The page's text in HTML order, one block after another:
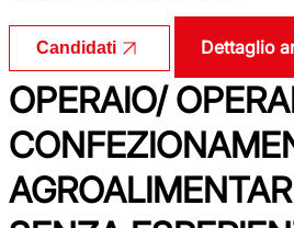
Candidati Dettaglio
OPERAIO/